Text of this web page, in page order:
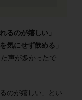
るのが嬉しい」
気にせず飲める」
た声が多かったで
のが嬉しい」とい